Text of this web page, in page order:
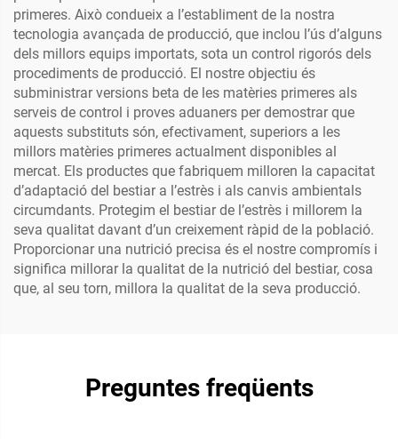
primeres. Això condueix a l’establiment de la nostra
tecnologia avançada de producció, que inclou l’ús d’alguns
dels millors equips importats, sota un control rigorós dels
procediments de producció. El nostre objectiu és
subministrar versions beta de les matèries primeres als
serveis de control i proves aduaners per demostrar que
aquests substituts són, efectivament, superiors a les
millors matèries primeres actualment disponibles al
mercat. Els productes que fabriquem milloren la capacitat
d’adaptació del bestiar a l’estrès i als canvis ambientals
circumdants. Protegim el bestiar de l’estrès i millorem la
seva qualitat davant d’un creixement ràpid de la població.
Proporcionar una nutrició precisa és el nostre compromís i
significa millorar la qualitat de la nutrició del bestiar, cosa
que, al seu torn, millora la qualitat de la seva producció.
Preguntes freqüents